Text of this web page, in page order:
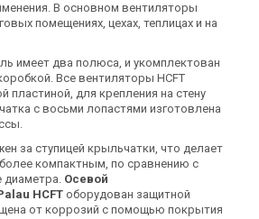
Купить
Испания
Промышленные
вентиляторы Soler&Palau
HCFT/6-710/H
Цена
В основном вентиляторы
помещениях, цехах, теплицах и на
имеет два полюса, и укомплектован
Все вентиляторы HCFT
пластиной, для крепления на стену
с восьми лопастями изготовлена
за ступицей крыльчатки, что делает
компактным, по сравнению с
диаметра. Осевой
HCFT оборудован защитной
от коррозий с помощью покрытия